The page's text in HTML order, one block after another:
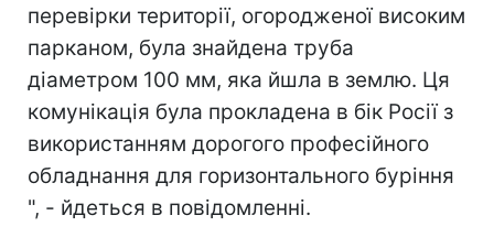
перевірки території, огородженої високим
парканом, була знайдена труба
діаметром 100 мм, яка йшла в землю. Ця
комунікація була прокладена в бік Росії з
використанням дорогого професійного
обладнання для горизонтального буріння
", - йдеться в повідомленні.